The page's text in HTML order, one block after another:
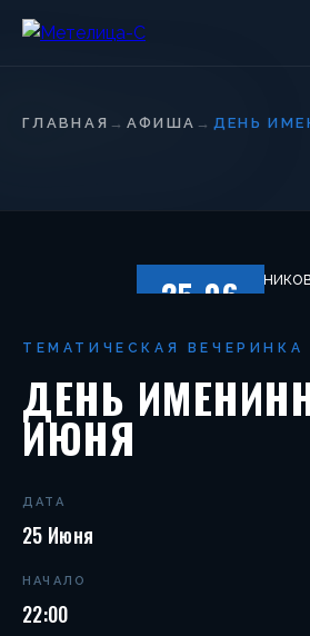
ГЛАВНАЯ → АФИША → ДЕНЬ
25.06
ТЕМАТИЧЕСКАЯ ВЕЧЕРИНКА
ДЕНЬ
ИЮНЯ
ДАТА
25 Июня
НАЧАЛО
22:00